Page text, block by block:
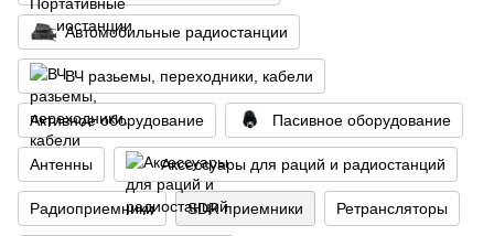
Автомобильные радиостанции
ВЧ разьемы, переходники, кабели
Активное оборудование Пасивное оборудование
Антенны Аксессуары для раций и радиостанций
Радиоприемники SDR приемники Ретрансляторы